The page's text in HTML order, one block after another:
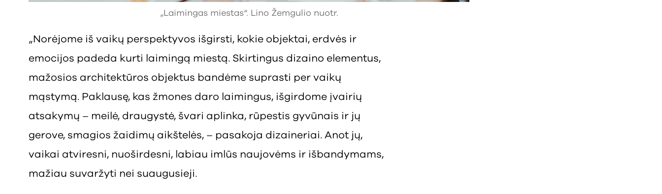
„Laimingas miestas“. Lino Žemgulio nuotr.
„Norėjome iš vaikų perspektyvos išgirsti, kokie objektai, erdvės ir
emocijos padeda kurti laimingą miestą. Skirtingus dizaino elementus,
mažosios architektūros objektus bandėme suprasti per vaikų
mąstymą. Paklausę, kas žmones daro laimingus, išgirdome įvairių
atsakymų – meilė, draugystė, švari aplinka, rūpestis gyvūnais ir jų
gerove, smagios žaidimų aikštelės, – pasakoja dizaineriai. Anot jų,
vaikai atviresni, nuoširdesni, labiau imlūs naujovėms ir išbandymams,
mažiau suvaržyti nei suaugusieji.